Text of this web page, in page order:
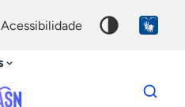
acessibilidade
Dados
para